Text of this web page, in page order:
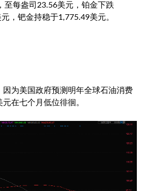
至每盎司23.56美元，铂金下跌
，钯金持稳于1,775.49美元。
因为美国政府预测明年全球石油消费
在七个月低位徘徊。